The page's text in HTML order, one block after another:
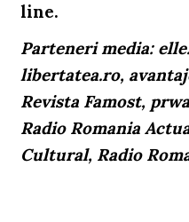
line.
Parteneri media:
libertatea.ro,
Revista Famost,
Radio Romania
Cultural, Radio